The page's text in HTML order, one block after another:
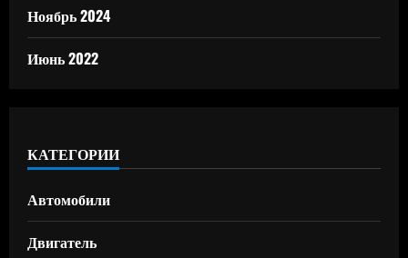
Ноябрь 2024
Июнь 2022
КАТЕГОРИИ
Автомобили
Двигатель